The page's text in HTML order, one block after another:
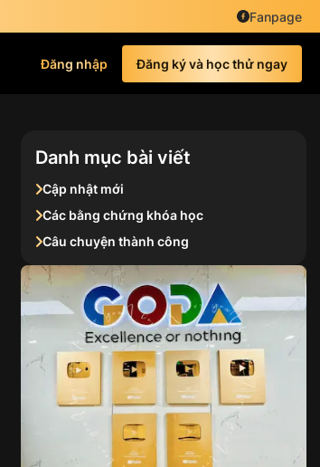
Fanpage
Đăng nhập Đăng ký và học thử ngay
Danh mục bài viết
Cập nhật mới
Các bằng chứng khóa học
Câu chuyện thành công